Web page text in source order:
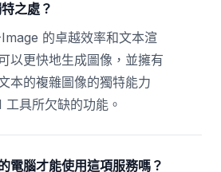
之處？
的卓越效率和文本渲
以更快地生成圖像，並擁有
本的複雜圖像的獨特能力
具所欠缺的功能。
電腦才能使用這項服務嗎？